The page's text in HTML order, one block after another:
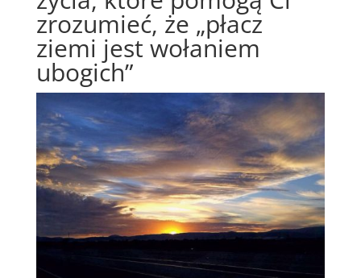
zrozumieć, że „płacz
ziemi jest wołaniem
ubogich”